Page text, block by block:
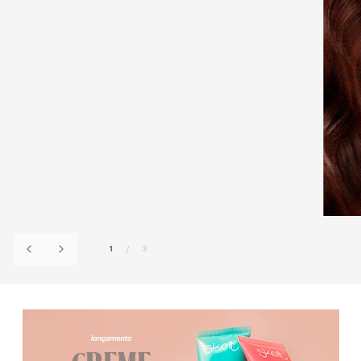
1 / 3